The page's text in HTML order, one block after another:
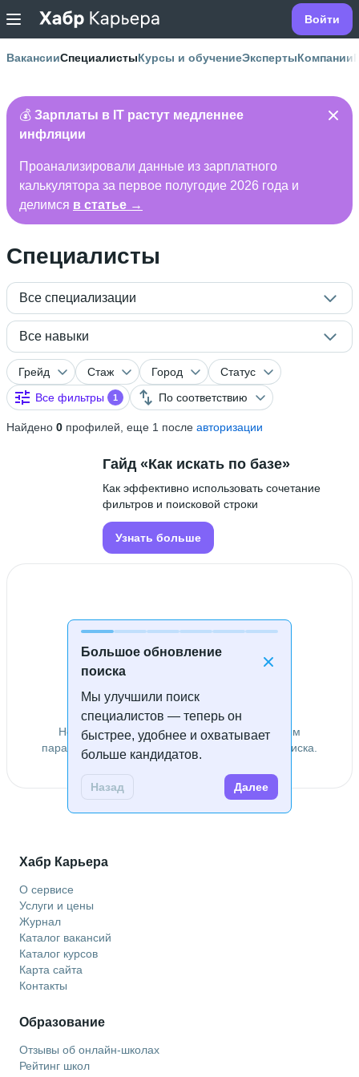
Войти
ВакансииСпециалистыКурсы и обучениеЭкспертыКомпании
💰 Зарплаты в IT растут медленнее
инфляции
Проанализировали данные из зарплатного
калькулятора за первое полугодие 2026 года и
делимся в статье →
Специалисты
Все специализации
Все навыки
Грейд Стаж Город
Статус
Все фильтры
1 По соответствию
Найдено 0 профилей, еще 1 после авторизации
Большое обновление
поиска
Мы улучшили поиск
специалистов — теперь он
быстрее, удобнее и охватывает
больше кандидатов.
Назад Далее
Гайд «Как искать по базе»
Как эффективно использовать сочетание
фильтров и поисковой строки
Узнать больше
Специалисты не найдены
Не удалось найти специалистов по заданным
параметрам. Попробуйте изменить условия поиска.
Хабр Карьера
О сервисе
Услуги и цены
Журнал
Каталог вакансий
Каталог курсов
Карта сайта
Контакты
Образование
Отзывы об онлайн-школах
Рейтинг школ